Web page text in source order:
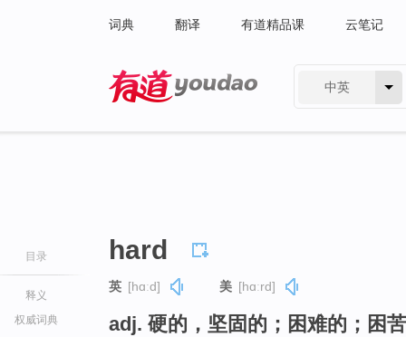
词典 翻译 有道精品课 云笔记
中英
目录
释义
权威词典
hard
英 [hɑːd] 美 [hɑːrd]
adj. 硬的，坚固的；困难的；困